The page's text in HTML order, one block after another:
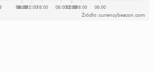
Źródło: currencybeacon.com